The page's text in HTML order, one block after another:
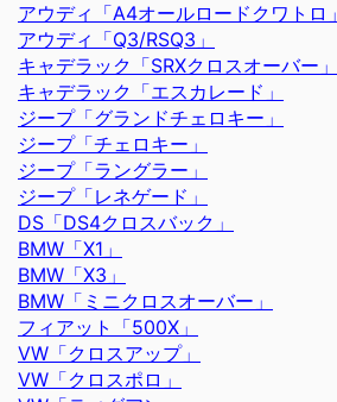
アウディ「A4オールロードクワトロ」
アウディ「Q3/RSQ3」
キャデラック「SRXクロスオーバー」
キャデラック「エスカレード」
ジープ「グランドチェロキー」
ジープ「チェロキー」
ジープ「ラングラー」
ジープ「レネゲード」
DS「DS4クロスバック」
BMW「X1」
BMW「X3」
BMW「ミニクロスオーバー」
フィアット「500X」
VW「クロスアップ」
VW「クロスポロ」